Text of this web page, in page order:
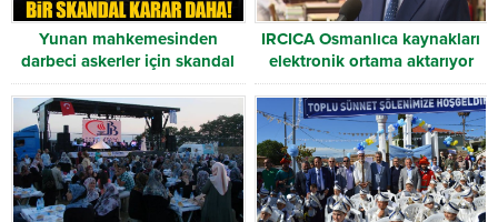
Yunan mahkemesinden
darbeci askerler için skandal
karar!
IRCICA Osmanlıca kaynakları
elektronik ortama aktarıyor